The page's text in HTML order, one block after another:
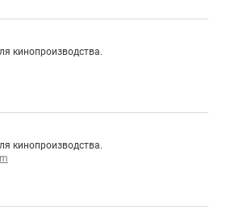
кинопроизводства.
кинопроизводства.